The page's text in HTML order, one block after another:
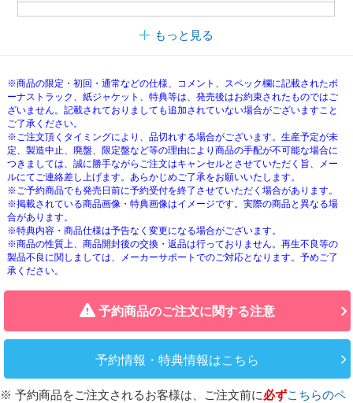
もっと見る
※商品の限定・初回・通常などの仕様、コメント、スペック欄に記載されたボ
ーナストラック、紙ジャケット、特典等は、発売後はお約束されたものではご
ざいません。記載されておりましても追加されていない場合がございますこと
ご了承ください。
※ご注文頂くタイミングにより、品切れする場合がございます。生産予定が未
定、製造中止、廃盤、限定盤など等の理由により商品の手配が不可能な場合に
つきましては、誠に勝手ながらご注文はキャンセルとさせていただく旨、メー
ルにてご連絡差し上げます。あらかじめご了承をお願いいたします。
※ご予約商品でも発売日前に予約受付を終了させていただく場合があります。
※掲載されている商品画像・特典画像はイメージです。実際の商品と異なる場
合があります。
※特典内容・商品仕様は予告なく変更になる場合がございます。
※商品の性質上、商品開封後の交換・返品は行っておりません。再生不良等の
製品不良に関しましては、メーカーサポートでのご対応となります。予めご了
承ください。
予約商品のご注文に関する注意
予約情報・特典情報はこちら
※ 予約商品をご注文されるお客様は、ご注文前に必ずこちらのペ